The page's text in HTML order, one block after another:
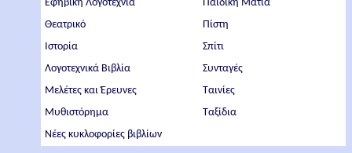
Εφηβική Λογοτεχνία
Θεατρικό
Ιστορία
Λογοτεχνικά Βιβλία
Μελέτες και Έρευνες
Μυθιστόρημα
Νέες κυκλοφορίες βιβλίων
Παιδική Ματιά
Πίστη
Σπίτι
Συνταγές
Ταινίες
Ταξίδια